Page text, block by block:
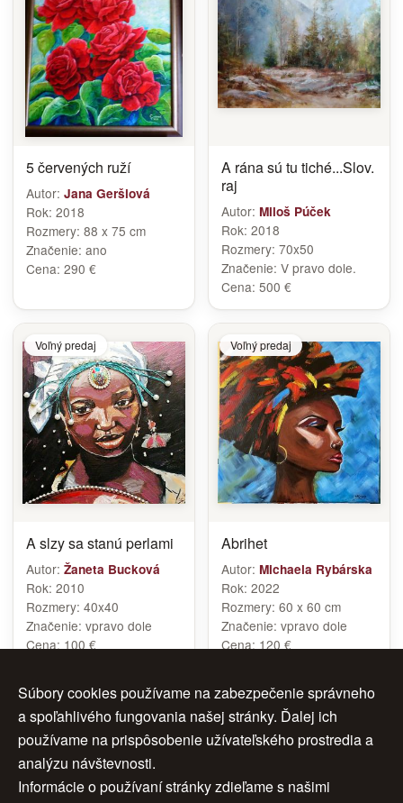
5 červených ruží
Autor: Jana Geršiová
Rok: 2018
Rozmery: 88 x 75 cm
Značenie: ano
Cena: 290 €
A rána sú tu tiché...Slov.
raj
Autor: Miloš Púček
Rok: 2018
Rozmery: 70x50
Značenie: V pravo dole.
Cena: 500 €
Voľný predaj
A slzy sa stanú perlami
Autor: Žaneta Bucková
Rok: 2010
Rozmery: 40x40
Značenie: vpravo dole
Cena:100 €
Voľný predaj
Abrihet
Autor: Michaela Rybárska
Rok: 2022
Rozmery: 60 x 60 cm
Značenie: vpravo dole
Cena:120 €
1 3
5 6
Súbory cookies používame na zabezpečenie správneho
a spoľahlivého fungovania našej stránky. Ďalej ich
používame na prispôsobenie užívateľského prostredia a
analýzu návštevnosti.
Informácie o používaní stránky zdieľame s našimi